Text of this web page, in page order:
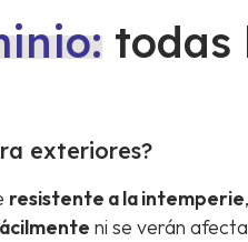
todas
exteriores?
resistente a la intemperie
ni se verán